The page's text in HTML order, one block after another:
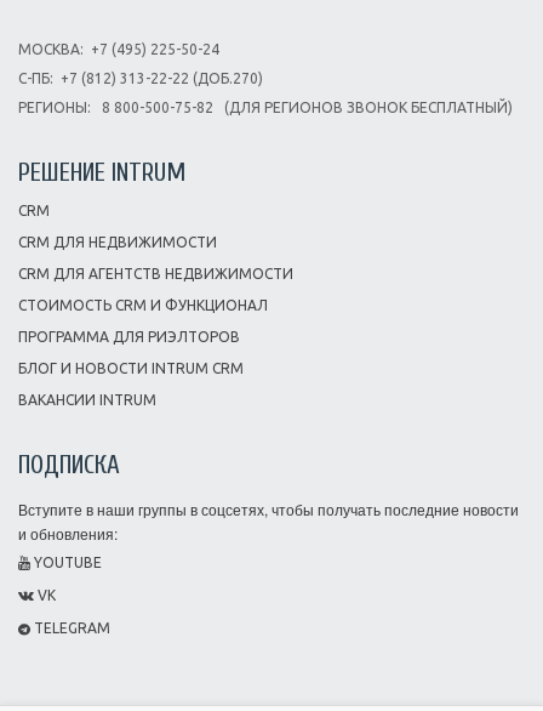
МОСКВА:
+7 (495) 225-50-24
С-ПБ:
+7 (812) 313-22-22 (ДОБ.270)
РЕГИОНЫ:
8 800-500-75-82 (ДЛЯ РЕГИОНОВ ЗВОНОК БЕСПЛАТНЫЙ)
РЕШЕНИЕ INTRUM
CRM
CRM ДЛЯ НЕДВИЖИМОСТИ
CRM ДЛЯ АГЕНТСТВ НЕДВИЖИМОСТИ
СТОИМОСТЬ CRM И ФУНКЦИОНАЛ
ПРОГРАММА ДЛЯ РИЭЛТОРОВ
БЛОГ И НОВОСТИ INTRUM CRM
ВАКАНСИИ INTRUM
ПОДПИСКА
Вступите в наши группы в соцсетях, чтобы получать последние новости
и обновления:
YOUTUBE
VK
TELEGRAM